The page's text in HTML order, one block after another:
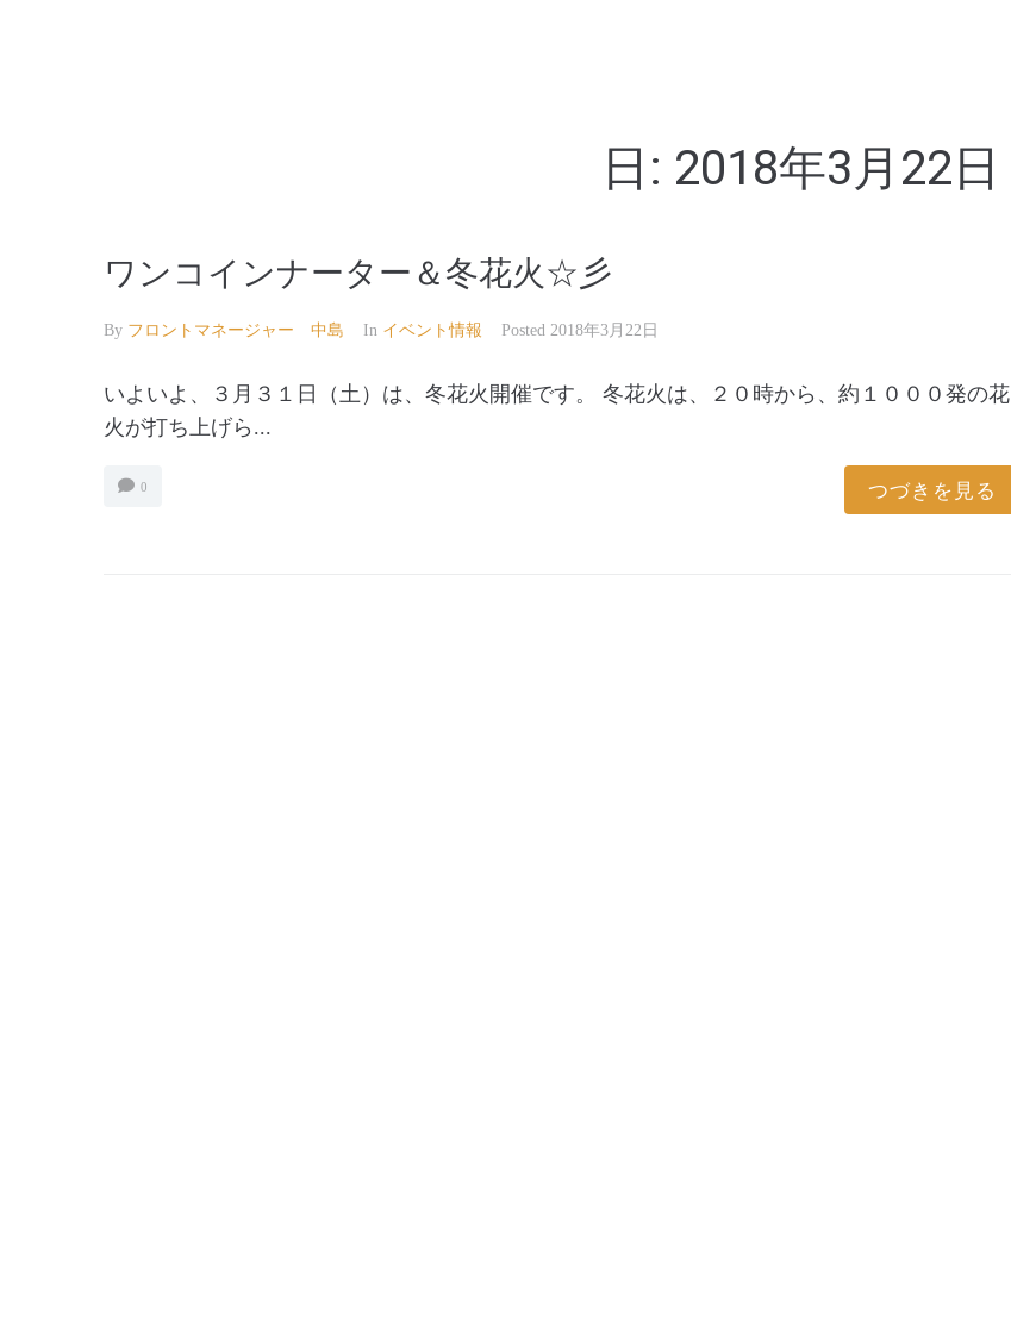
日: 2018年3月22日
ワンコインナーター＆冬花火☆彡
By フロントマネージャー 中島 In イベント情報 Posted 2018年3月22日
いよいよ、３月３１日（土）は、冬花火開催です。 冬花火は、２０時から、約１０００発の花
火が打ち上げら...
0 つづきを見る